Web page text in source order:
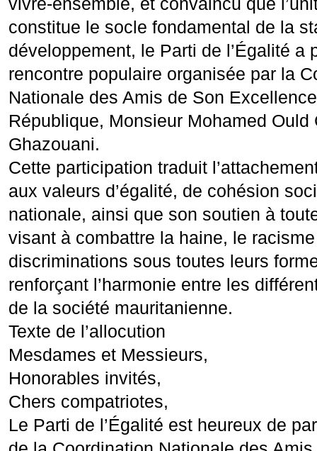
constitue le socle fondamental de la
développement, le Parti de l’Égalité a
rencontre populaire organisée par la
Nationale des Amis de Son
République, Monsieur Mohamed Ould
Ghazouani.
Cette participation traduit
aux valeurs d’égalité, de cohésion
nationale, ainsi que son soutien à
visant à combattre la haine, le
discriminations sous toutes leurs
renforçant l’harmonie entre les
de la société mauritanienne.
Texte de l’allocution
Mesdames et Messieurs,
Honorables invités,
Chers compatriotes,
Le Parti de l’Égalité est heureux de